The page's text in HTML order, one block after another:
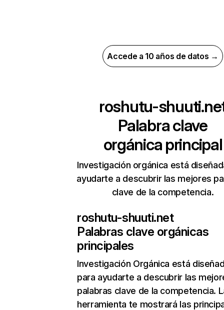
Accede a 10 años de datos →
roshutu-
Palabra clave
orgánica principal
Investigación orgánica está
ayudarte a descubrir las mejores
clave de la competencia.
roshutu-shuuti.net
Palabras clave orgánicas
principales
Investigación Orgánica está
para ayudarte a descubrir las
palabras clave de la competencia.
herramienta te mostrará las